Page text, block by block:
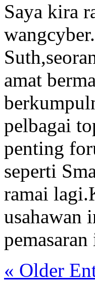
Saya kira
amat
pelbagai
penting
seperti
ramai
usahawan
« Older